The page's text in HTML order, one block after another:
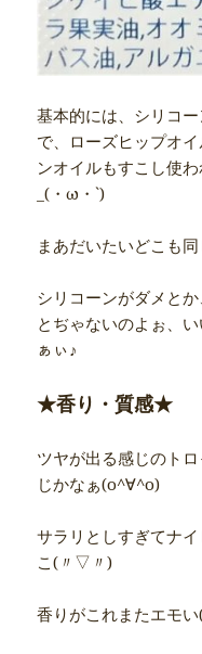
基本的には、シリコ
で、ローズヒップオ
ンオイルもすこし使
_(・ω・`)
まあだいたいどこも
シリコーンがダメと
とぢゃないのよぉ、
ぁぃ♪
★香り・質感★
ツヤが出る感じのト
じかなぁ(o^∀^o)
サラリとしすぎてナ
こ(〃▽〃)
香りがこれまたエモい